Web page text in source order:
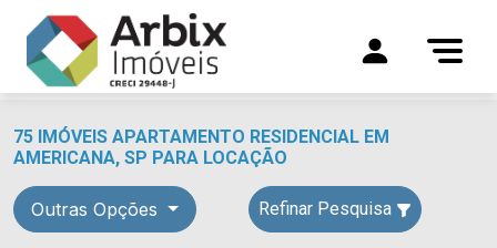
75 IMÓVEIS APARTAMENTO RESIDENCIAL EM
AMERICANA, SP PARA LOCAÇÃO
Outras Opções Refinar Pesquisa